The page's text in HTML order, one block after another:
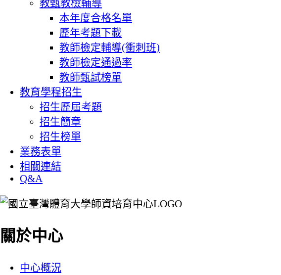
教甄教檢輔導
本年度合格名單
歷年考題下載
教師檢定輔導(衝刺班)
教師檢定通過率
教師甄試榜單
教育學程招生
招生歷屆考題
招生簡章
招生榜單
業務表單
相關連結
Q&A
:::
關於中心
中心概況